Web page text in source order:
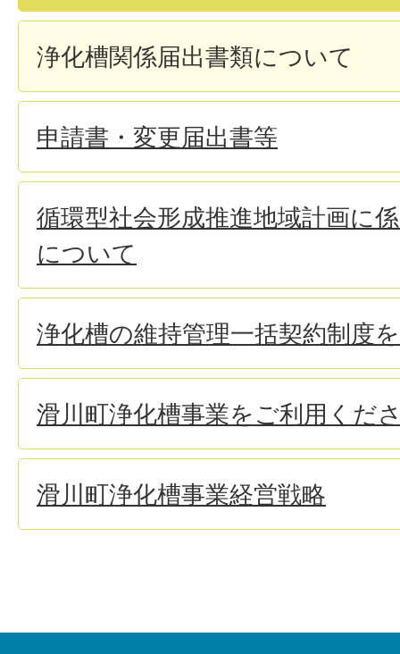
浄化槽関係届出書類について
申請書・変更届出書等
循環型社会形成推進地域計画に
について
浄化槽の維持管理一括契約制度
滑川町浄化槽事業をご利用くだ
滑川町浄化槽事業経営戦略